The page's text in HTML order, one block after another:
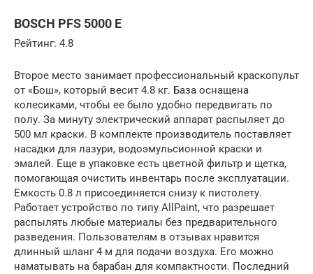
BOSCH PFS 5000 E
Рейтинг: 4.8
Второе место занимает профессиональный краскопульт
от «Бош», который весит 4.8 кг. База оснащена
колесиками, чтобы ее было удобно передвигать по
полу. За минуту электрический аппарат распыляет до
500 мл краски. В комплекте производитель поставляет
насадки для лазури, водоэмульсионной краски и
эмалей. Еще в упаковке есть цветной фильтр и щетка,
помогающая очистить инвентарь после эксплуатации.
Емкость 0.8 л присоединяется снизу к пистолету.
Работает устройство по типу AllPaint, что разрешает
распылять любые материалы без предварительного
разведения. Пользователям в отзывах нравится
длинный шланг 4 м для подачи воздуха. Его можно
наматывать на барабан для компактности. Последний